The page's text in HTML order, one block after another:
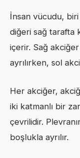
İnsan vücudu,
diğeri sağ tarafta
içerir. Sağ
ayrılırken, sol
Her akciğer,
iki katmanlı bir
çevrilidir.
boşlukla ayrılır.